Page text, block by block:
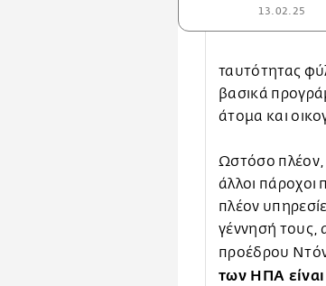
13.02.25
ταυτότητας
βασικά
άτομα και
Ωστόσο πλέον,
άλλοι
πλέον
γέννησή τους,
προέδρου
των ΗΠΑ